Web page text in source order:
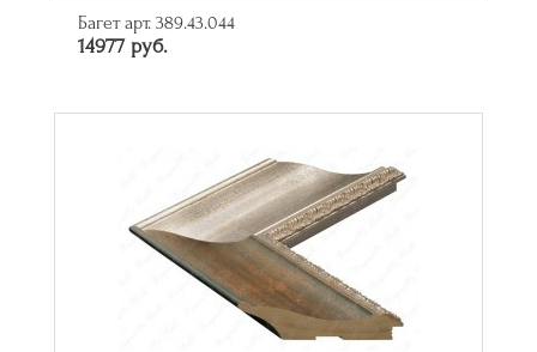
Багет арт. 389.43.044
14977 руб.